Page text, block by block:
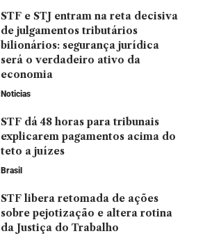
STF e STJ entram na reta decisiva
de julgamentos tributários
bilionários: segurança jurídica
será o verdadeiro ativo da
economia
Noticias
STF dá 48 horas para tribunais
explicarem pagamentos acima do
teto a juízes
Brasil
STF libera retomada de ações
sobre pejotização e altera rotina
da Justiça do Trabalho